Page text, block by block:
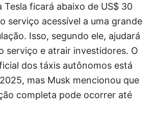
Tesla ficará abaixo de US$ 30
serviço acessível a uma grande
Isso, segundo ele, ajudará
serviço e atrair investidores. O
dos táxis autônomos está
mas Musk mencionou que
completa pode ocorrer até